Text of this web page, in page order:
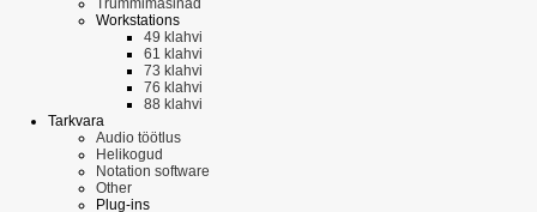
Trummimasinad
Workstations
49 klahvi
61 klahvi
73 klahvi
76 klahvi
88 klahvi
Tarkvara
Audio töötlus
Helikogud
Notation software
Other
Plug-ins